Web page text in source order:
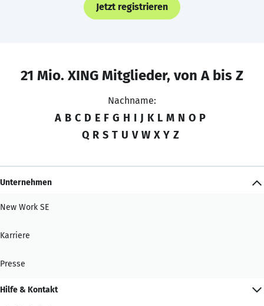
Jetzt registrieren
21 Mio. XING Mitglieder, von A bis Z
Nachname:
A B C D E F G H I J K L M N O P
Q R S T U V W X Y Z
Unternehmen
New Work SE
Karriere
Presse
Hilfe & Kontakt